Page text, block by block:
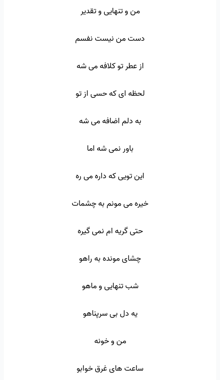
من و تنهایی و تقدیر
دست من نیست نفسم
از عطر تو کلافه می شه
لحظه ای که حسی از تو
به دلم اضافه می شه
باور نمی شه اما
این تویی که داره می ره
خیره می مونم به چشمات
حتی گریه ام نمی گیره
چشای مونده به راهو
شب تنهایی و ماهو
یه دل بی سرپناهو
من و خونه
ساعت های غرق خوابو